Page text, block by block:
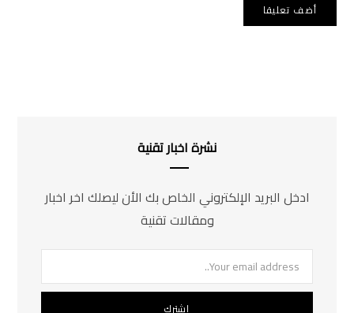
نشرة اخبار تقنية
ادخل البريد الإلكتروني الخاص بك الأن ليصلك اخر اخبار
ومقالات تقنية